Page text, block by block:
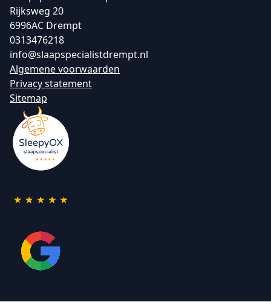
Rijksweg 20
6996AC Drempt
0313476218
info@slaapspecialistdrempt.nl
Algemene voorwaarden
Privacy statement
Sitemap